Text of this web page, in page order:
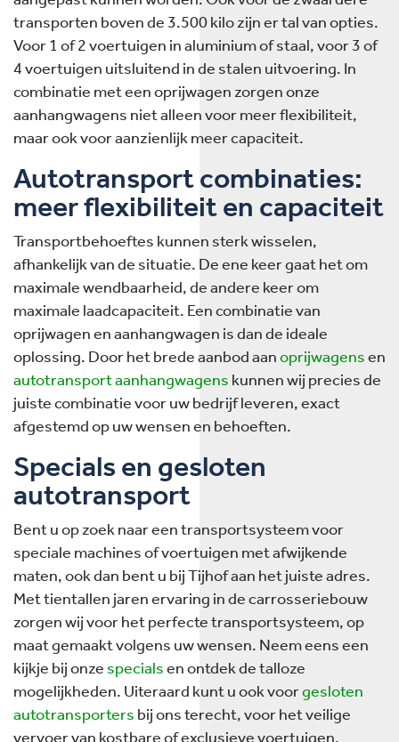
transporten boven de 3.500 kilo zijn er tal van opties.
Voor 1 of 2 voertuigen in aluminium of staal, voor 3 of
4 voertuigen uitsluitend in de stalen uitvoering. In
combinatie met een oprijwagen zorgen onze
aanhangwagens niet alleen voor meer flexibiliteit,
maar ook voor aanzienlijk meer capaciteit.
Autotransport combinaties:
meer flexibiliteit en capaciteit
Transportbehoeftes kunnen sterk wisselen,
afhankelijk van de situatie. De ene keer gaat het om
maximale wendbaarheid, de andere keer om
maximale laadcapaciteit. Een combinatie van
oprijwagen en aanhangwagen is dan de ideale
oplossing. Door het brede aanbod aanoprijwagensen
autotransport aanhangwagens kunnen wij precies de
juiste combinatie voor uw bedrijf leveren, exact
afgestemd op uw wensen en behoeften.
Specials en gesloten
autotransport
Bent u op zoek naar een transportsysteem voor
speciale machines of voertuigen met afwijkende
maten, ook dan bent u bij Tijhof aan het juiste adres.
Met tientallen jaren ervaring in de carrosseriebouw
zorgen wij voor het perfecte transportsysteem, op
maat gemaakt volgens uw wensen. Neem eens een
kijkje bij onze specialsen ontdek de talloze
mogelijkheden. Uiteraard kunt u ook voorgesloten
autotransporters bij ons terecht, voor het veilige
vervoer van kostbare of exclusieve voertuigen.